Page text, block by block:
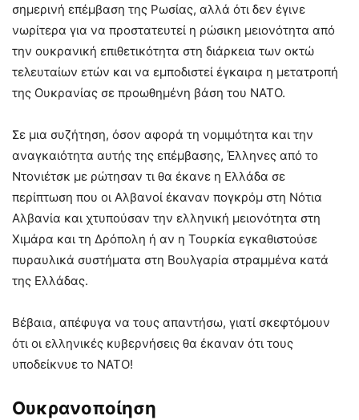
σημερινή επέμβαση της Ρωσίας, αλλά ότι δεν έγινε
νωρίτερα για να προστατευτεί η ρώσικη μειονότητα από
την ουκρανική επιθετικότητα στη διάρκεια των οκτώ
τελευταίων ετών και να εμποδιστεί έγκαιρα η μετατροπή
της Ουκρανίας σε προωθημένη βάση του ΝΑΤΟ.
Σε μια συζήτηση, όσον αφορά τη νομιμότητα και την
αναγκαιότητα αυτής της επέμβασης, Έλληνες από το
Ντονιέτσκ με ρώτησαν τι θα έκανε η Ελλάδα σε
περίπτωση που οι Αλβανοί έκαναν πογκρόμ στη Νότια
Αλβανία και χτυπούσαν την ελληνική μειονότητα στη
Χιμάρα και τη Δρόπολη ή αν η Τουρκία εγκαθιστούσε
πυραυλικά συστήματα στη Βουλγαρία στραμμένα κατά
της Ελλάδας.
Βέβαια, απέφυγα να τους απαντήσω, γιατί σκεφτόμουν
ότι οι ελληνικές κυβερνήσεις θα έκαναν ότι τους
υποδείκνυε το ΝΑΤΟ!
Ουκρανοποίηση